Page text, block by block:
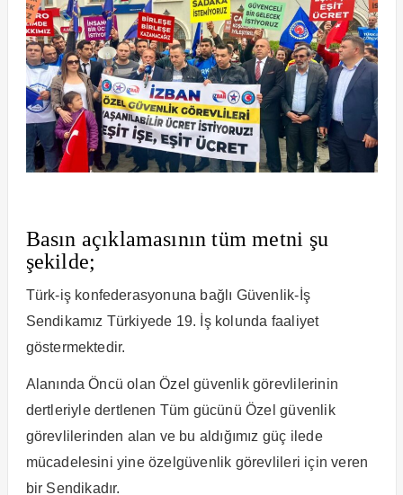
Basın açıklamasının tüm metni şu
şekilde;
Türk-iş konfederasyonuna bağlı Güvenlik-İş
Sendikamız Türkiyede 19. İş kolunda faaliyet
göstermektedir.
Alanında Öncü olan Özel güvenlik görevlilerinin
dertleriyle dertlenen Tüm gücünü Özel güvenlik
görevlilerinden alan ve bu aldığımız güç ilede
mücadelesini yine özelgüvenlik görevlileri için veren
bir Sendikadır.